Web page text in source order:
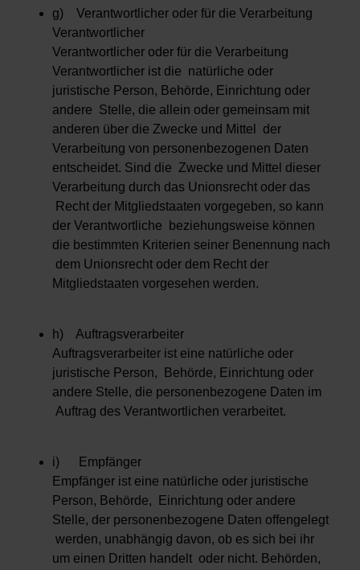
g) Verantwortlicher oder für die Verarbeitung
Verantwortlicher
Verantwortlicher oder für die Verarbeitung
Verantwortlicher ist die natürliche oder
juristische Person, Behörde, Einrichtung oder
andere Stelle, die allein oder gemeinsam mit
anderen über die Zwecke und Mittel der
Verarbeitung von personenbezogenen Daten
entscheidet. Sind die Zwecke und Mittel dieser
Verarbeitung durch das Unionsrecht oder das
Recht der Mitgliedstaaten vorgegeben, so kann
der Verantwortliche beziehungsweise können
die bestimmten Kriterien seiner Benennung nach
dem Unionsrecht oder dem Recht der
Mitgliedstaaten vorgesehen werden.
h) Auftragsverarbeiter
Auftragsverarbeiter ist eine natürliche oder
juristische Person, Behörde, Einrichtung oder
andere Stelle, die personenbezogene Daten im
Auftrag des Verantwortlichen verarbeitet.
i) Empfänger
Empfänger ist eine natürliche oder juristische
Person, Behörde, Einrichtung oder andere
Stelle, der personenbezogene Daten offengelegt
werden, unabhängig davon, ob es sich bei ihr
um einen Dritten handelt oder nicht. Behörden,